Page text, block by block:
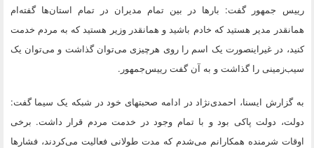
رییس جمهور گفت: بارها در بین تمام مدیران در تمام استان‌ها گفته‌ام
همانقدر مدیر هستید که خادم باشید و همانقدر وزیر هستید که به مردم خدمت
کنید، در غیراینصورت یک اسم را روی هرچیزی می‌توان گذاشت و می‌توان یک
سیب‌زمینی را گذاشت و به آن گفت رییس‌جمهور.
به گزارش ایسنا، احمدی‌نژاد در ادامه صحبتهای خود در شبکه یک سیما گفت:
دولت،‌ دولت پاکی بود و با تمام وجود در خدمت مردم قرار داشت. برخی
اوقات شرمنده همکارانم می‌شدم که مدت طولانی فعالیت می‌کردند، فشارها